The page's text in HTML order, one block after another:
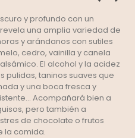
y profundo con un
una amplia variedad de
y arándanos con sutiles
cedro, vainilla y canela
El alcohol y la acidez
pulidas, taninos suaves que
y una boca fresca y
Acompañará bien a
pero también a
de chocolate o frutos
la comida.